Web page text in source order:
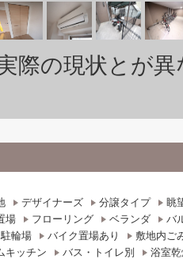
際の現状とが
デザイナーズ 分譲タイプ
眺
場 フローリング ベランダ
バ
駐輪場 バイク置場あり
敷地内ご
キッチン バス・トイレ別
浴室